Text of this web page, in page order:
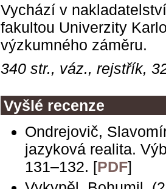
Vychází v
fakultou Univerzity
výzkumného záměru.
340 str., váz., rejstřík,
Vyšlé recenze
Ondrejovič,
jazyková realita.
131–132. [PDF]